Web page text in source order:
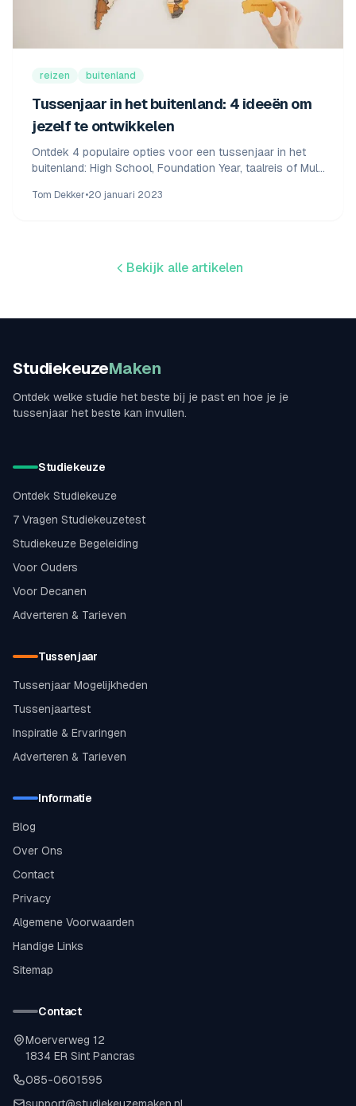
reizen buitenland
Tussenjaar in het buitenland: 4 ideeën om
jezelf te ontwikkelen
Ontdek 4 populaire opties voor een tussenjaar in het
buitenland: High School, Foundation Year, taalreis of Multi
Tom Dekker•20 januari 2023
Bekijk alle artikelen
StudiekeuzeMaken
Ontdek welke studie het beste bij je past en hoe je je
tussenjaar het beste kan invullen.
Studiekeuze
Ontdek Studiekeuze
7 Vragen Studiekeuzetest
Studiekeuze Begeleiding
Voor Ouders
Voor Decanen
Adverteren & Tarieven
Tussenjaar
Tussenjaar Mogelijkheden
Tussenjaartest
Inspiratie & Ervaringen
Adverteren & Tarieven
Informatie
Blog
Over Ons
Contact
Privacy
Algemene Voorwaarden
Handige Links
Sitemap
Contact
Moerverweg 12
1834 ER Sint Pancras
085-0601595